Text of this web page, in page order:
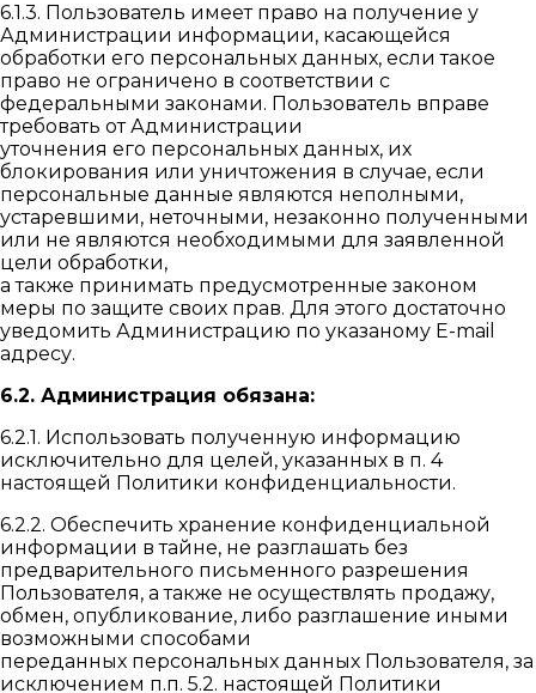
6.1.3. Пользователь имеет право на получение у
Администрации информации, касающейся
обработки его персональных данных, если такое
право не ограничено в соответствии с
федеральными законами. Пользователь вправе
требовать от Администрации
уточнения его персональных данных, их
блокирования или уничтожения в случае, если
персональные данные являются неполными,
устаревшими, неточными, незаконно полученными
или не являются необходимыми для заявленной
цели обработки,
а также принимать предусмотренные законом
меры по защите своих прав. Для этого достаточно
уведомить Администрацию по указаному E-mail
адресу.
6.2. Администрация обязана:
6.2.1. Использовать полученную информацию
исключительно для целей, указанных в п. 4
настоящей Политики конфиденциальности.
6.2.2. Обеспечить хранение конфиденциальной
информации в тайне, не разглашать без
предварительного письменного разрешения
Пользователя, а также не осуществлять продажу,
обмен, опубликование, либо разглашение иными
возможными способами
переданных персональных данных Пользователя, за
исключением п.п. 5.2. настоящей Политики